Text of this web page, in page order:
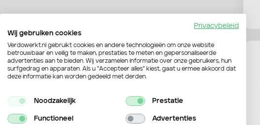
Privacybeleid
Wij gebruiken cookies
Verdowerkt.nl gebruikt cookies en andere technologieën om onze website
betrouwbaar en veilig te maken, prestaties te meten en gepersonaliseerde
advertenties aan te bieden. Wij verzamelen informatie over onze gebruikers, hun
surfgedrag en apparaten. Als u “Accepteer alles” kiest, gaat u ermee akkoord dat
deze informatie kan worden gedeeld met derden.
Noodzakelijk Prestatie
Functioneel Advertenties